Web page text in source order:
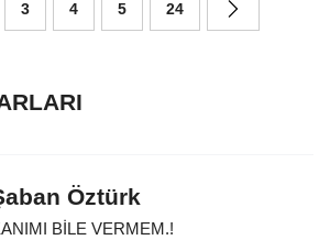
3 4 5 24
Öztürk
BİLE VERMEM.!